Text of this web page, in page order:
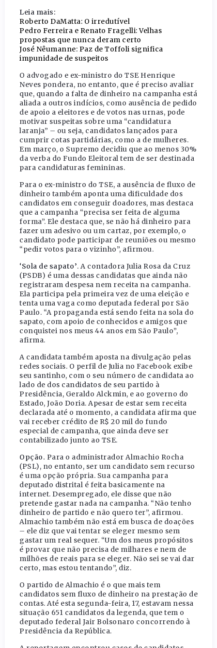
Leia mais:
Roberto DaMatta: O irredutível
Pedro Ferreira e Renato Fragelli: Velhas
propostas que nunca deram certo
José Nêumanne: Paz de Toffoli significa
impunidade de suspeitos
O advogado e ex-ministro do TSE Henrique
Neves pondera, no entanto, que é preciso avaliar
que, quando a falta de dinheiro na campanha está
aliada a outros indícios, como ausência de pedido
de apoio a eleitores e de votos nas urnas, pode
motivar suspeitas sobre uma “candidatura
laranja” – ou seja, candidatos lançados para
cumprir cotas partidárias, como a de mulheres.
Em março, o Supremo decidiu que ao menos 30%
da verba do Fundo Eleitoral tem de ser destinada
para candidaturas femininas.
Para o ex-ministro do TSE, a ausência de fluxo de
dinheiro também aponta uma dificuldade dos
candidatos em conseguir doadores, mas destaca
que a campanha “precisa ser feita de alguma
forma”. Ele destaca que, se não há dinheiro para
fazer um adesivo ou um cartaz, por exemplo, o
candidato pode participar de reuniões ou mesmo
“pedir votos para o vizinho”, afirmou.
‘Sola de sapato’. A contadora Julia Rosa da Cruz
(PSDB) é uma dessas candidatas que ainda não
registraram despesa nem receita na campanha.
Ela participa pela primeira vez de uma eleição e
tenta uma vaga como deputada federal por São
Paulo. “A propaganda está sendo feita na sola do
sapato, com apoio de conhecidos e amigos que
conquistei nos meus 44 anos em São Paulo”,
afirma.
A candidata também aposta na divulgação pelas
redes sociais. O perfil de Julia no Facebook exibe
seu santinho, com o seu número de candidata ao
lado de dos candidatos de seu partido à
Presidência, Geraldo Alckmin, e ao governo do
Estado, João Doria. Apesar de estar sem receita
declarada até o momento, a candidata afirma que
vai receber crédito de R$ 20 mil do fundo
especial de campanha, que ainda deve ser
contabilizado junto ao TSE.
Opção. Para o administrador Almachio Rocha
(PSL), no entanto, ser um candidato sem recurso
é uma opção própria. Sua campanha para
deputado distrital é feita basicamente na
internet. Desempregado, ele disse que não
pretende gastar nada na campanha. “Não tenho
dinheiro de partido e não quero ter”, afirmou.
Almachio também não está em busca de doações
– ele diz que vai tentar se eleger mesmo sem
gastar um real sequer. “Um dos meus propósitos
é provar que não precisa de milhares e nem de
milhões de reais para se eleger. Não sei se vai dar
certo, mas estou tentando”, diz.
O partido de Almachio é o que mais tem
candidatos sem fluxo de dinheiro na prestação de
contas. Até esta segunda-feira, 17, estavam nessa
situação 651 candidatos da legenda, que tem o
deputado federal Jair Bolsonaro concorrendo à
Presidência da República.